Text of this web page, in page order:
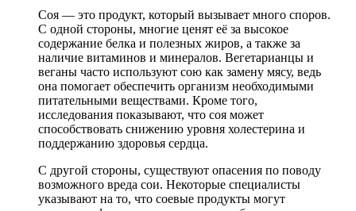
Соя — это продукт, который вызывает много споров.
С одной стороны, многие ценят её за высокое
содержание белка и полезных жиров, а также за
наличие витаминов и минералов. Вегетарианцы и
веганы часто используют сою как замену мясу, ведь
она помогает обеспечить организм необходимыми
питательными веществами. Кроме того,
исследования показывают, что соя может
способствовать снижению уровня холестерина и
поддержанию здоровья сердца.
С другой стороны, существуют опасения по поводу
возможного вреда сои. Некоторые специалисты
указывают на то, что соевые продукты могут